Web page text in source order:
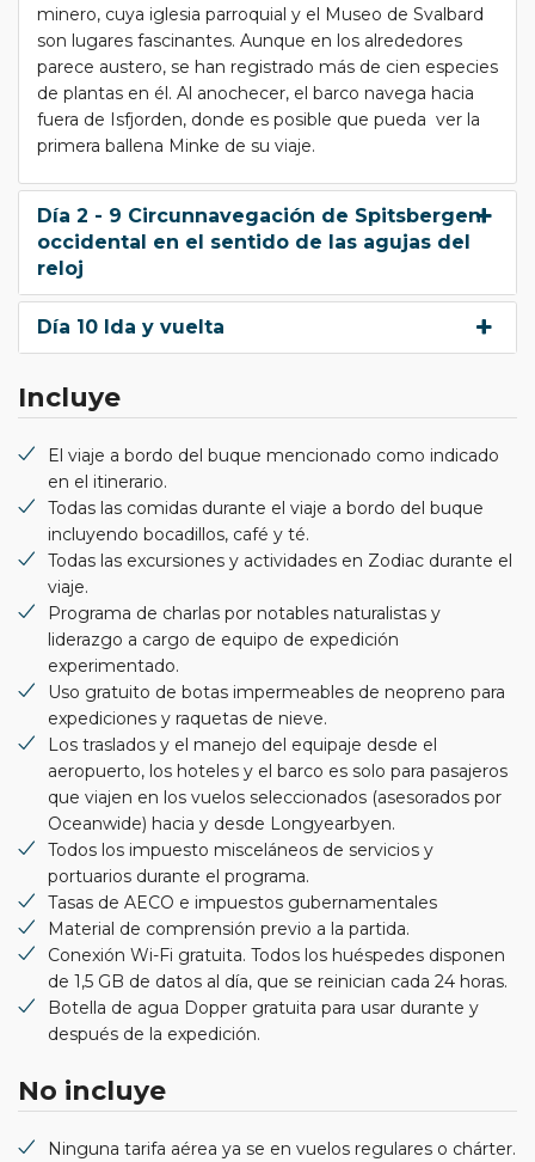
minero, cuya iglesia parroquial y el Museo de Svalbard
son lugares fascinantes. Aunque en los alrededores
parece austero, se han registrado más de cien especies
de plantas en él. Al anochecer, el barco navega hacia
fuera de Isfjorden, donde es posible que pueda ver la
primera ballena Minke de su viaje.
Día 2 - 9 Circunnavegación de Spitsbergen
occidental en el sentido de las agujas del
reloj
Día 10 Ida y vuelta
Incluye
El viaje a bordo del buque mencionado como indicado
en el itinerario.
Todas las comidas durante el viaje a bordo del buque
incluyendo bocadillos, café y té.
Todas las excursiones y actividades en Zodiac durante el
viaje.
Programa de charlas por notables naturalistas y
liderazgo a cargo de equipo de expedición
experimentado.
Uso gratuito de botas impermeables de neopreno para
expediciones y raquetas de nieve.
Los traslados y el manejo del equipaje desde el
aeropuerto, los hoteles y el barco es solo para pasajeros
que viajen en los vuelos seleccionados (asesorados por
Oceanwide) hacia y desde Longyearbyen.
Todos los impuesto misceláneos de servicios y
portuarios durante el programa.
Tasas de AECO e impuestos gubernamentales
Material de comprensión previo a la partida.
Conexión Wi-Fi gratuita. Todos los huéspedes disponen
de 1,5 GB de datos al día, que se reinician cada 24 horas.
Botella de agua Dopper gratuita para usar durante y
después de la expedición.
No incluye
Ninguna tarifa aérea ya se en vuelos regulares o chárter.